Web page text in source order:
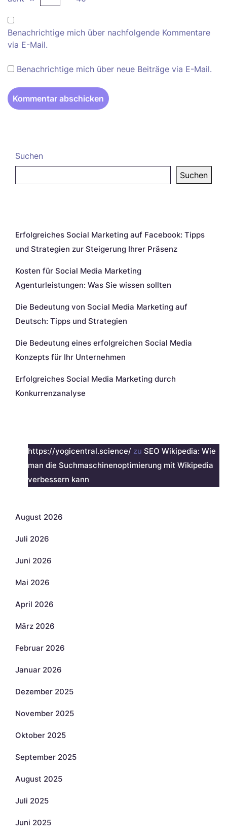
Benachrichtige mich über nachfolgende Kommentare
via E-Mail.
Benachrichtige mich über neue Beiträge via E-Mail.
Suchen
Suchen
Erfolgreiches Social Marketing auf Facebook: Tipps
und Strategien zur Steigerung Ihrer Präsenz
Kosten für Social Media Marketing
Agenturleistungen: Was Sie wissen sollten
Die Bedeutung von Social Media Marketing auf
Deutsch: Tipps und Strategien
Die Bedeutung eines erfolgreichen Social Media
Konzepts für Ihr Unternehmen
Erfolgreiches Social Media Marketing durch
Konkurrenzanalyse
https://yogicentral.science/ zu SEO Wikipedia: Wie
man die Suchmaschinenoptimierung mit Wikipedia
verbessern kann
August 2026
Juli 2026
Juni 2026
Mai 2026
April 2026
März 2026
Februar 2026
Januar 2026
Dezember 2025
November 2025
Oktober 2025
September 2025
August 2025
Juli 2025
Juni 2025